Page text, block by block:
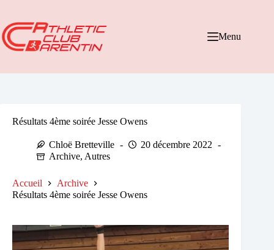
contenu
Menu
Résultats 4ème soirée Jesse Owens
Chloë Bretteville
20 décembre 2022
Archive, Autres
Accueil
Archive
Résultats 4ème soirée Jesse Owens